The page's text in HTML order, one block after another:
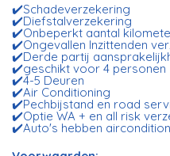
✔️Schadeverzekering
✔️Diefstalverzekering
✔️Onbeperkt aantal
✔️Ongevallen Inzittenden
✔️Derde partij
✔️geschikt voor 4 personen
✔️4-5 Deuren
✔️Air Conditioning
✔️Pechbijstand en road
✔️Optie WA + en all risk
✔️Auto's hebben